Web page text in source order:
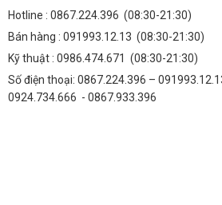
Hotline : 0867.224.396 (08:30-21:30)
Bán hàng : 091993.12.13 (08:30-21:30)
Kỹ thuật : 0986.474.671 (08:30-21:30)
Số điện thoại: 0867.224.396 –
0924.734.666 - 0867.933.396